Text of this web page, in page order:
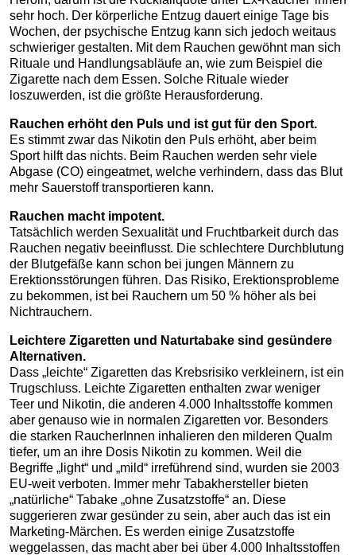
sehr hoch. Der körperliche Entzug dauert einige Tage bis
Wochen, der psychische Entzug kann sich jedoch weitaus
schwieriger gestalten. Mit dem Rauchen gewöhnt man sich
Rituale und Handlungsabläufe an, wie zum Beispiel die
Zigarette nach dem Essen. Solche Rituale wieder
loszuwerden, ist die größte Herausforderung.
Rauchen erhöht den Puls und ist gut für den Sport.
Es stimmt zwar das Nikotin den Puls erhöht, aber beim
Sport hilft das nichts. Beim Rauchen werden sehr viele
Abgase (CO) eingeatmet, welche verhindern, dass das Blut
mehr Sauerstoff transportieren kann.
Rauchen macht impotent.
Tatsächlich werden Sexualität und Fruchtbarkeit durch das
Rauchen negativ beeinflusst. Die schlechtere Durchblutung
der Blutgefäße kann schon bei jungen Männern zu
Erektionsstörungen führen. Das Risiko, Erektionsprobleme
zu bekommen, ist bei Rauchern um 50 % höher als bei
Nichtrauchern.
Leichtere Zigaretten und Naturtabake sind gesündere
Alternativen.
Dass „leichte“ Zigaretten das Krebsrisiko verkleinern, ist ein
Trugschluss. Leichte Zigaretten enthalten zwar weniger
Teer und Nikotin, die anderen 4.000 Inhaltsstoffe kommen
aber genauso wie in normalen Zigaretten vor. Besonders
die starken RaucherInnen inhalieren den milderen Qualm
tiefer, um an ihre Dosis Nikotin zu kommen. Weil die
Begriffe „light“ und „mild“ irreführend sind, wurden sie 2003
EU-weit verboten. Immer mehr Tabakhersteller bieten
„natürliche“ Tabake „ohne Zusatzstoffe“ an. Diese
suggerieren zwar gesünder zu sein, aber auch das ist ein
Marketing-Märchen. Es werden einige Zusatzstoffe
weggelassen, das macht aber bei über 4.000 Inhaltsstoffen